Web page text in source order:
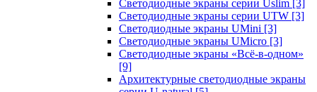
Светодиодные экраны серии Uslim [3]
Светодиодные экраны серии UTW [3]
Светодиодные экраны UMini [3]
Светодиодные экраны UMicro [3]
Светодиодные экраны «Всё-в-одном»
[9]
Архитектурные светодиодные экраны